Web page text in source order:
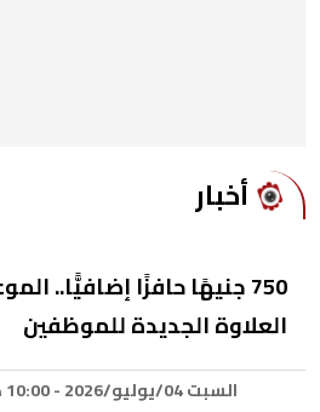
أخبار
750 جنيهًا حافزًا إضافيًّا..
العلاوة الجديدة للموظفين
السبت 04/يوليو/2026 - 10:00 ص